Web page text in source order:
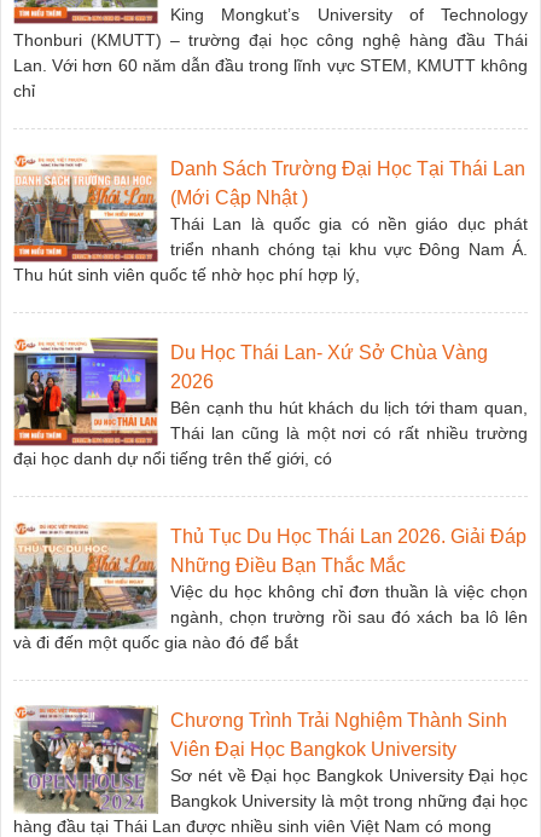
King Mongkut’s University of Technology
Thonburi (KMUTT) – trường đại học công nghệ hàng đầu Thái
Lan. Với hơn 60 năm dẫn đầu trong lĩnh vực STEM, KMUTT không
chỉ
Danh Sách Trường Đại Học Tại Thái Lan
(Mới Cập Nhật )
Thái Lan là quốc gia có nền giáo dục phát
triển nhanh chóng tại khu vực Đông Nam Á.
Thu hút sinh viên quốc tế nhờ học phí hợp lý,
Du Học Thái Lan- Xứ Sở Chùa Vàng
2026
Bên cạnh thu hút khách du lịch tới tham quan,
Thái lan cũng là một nơi có rất nhiều trường
đại học danh dự nổi tiếng trên thế giới, có
Thủ Tục Du Học Thái Lan 2026. Giải Đáp
Những Điều Bạn Thắc Mắc
Việc du học không chỉ đơn thuần là việc chọn
ngành, chọn trường rồi sau đó xách ba lô lên
và đi đến một quốc gia nào đó để bắt
Chương Trình Trải Nghiệm Thành Sinh
Viên Đại Học Bangkok University
Sơ nét về Đại học Bangkok University Đại học
Bangkok University là một trong những đại học
hàng đầu tại Thái Lan được nhiều sinh viên Việt Nam có mong